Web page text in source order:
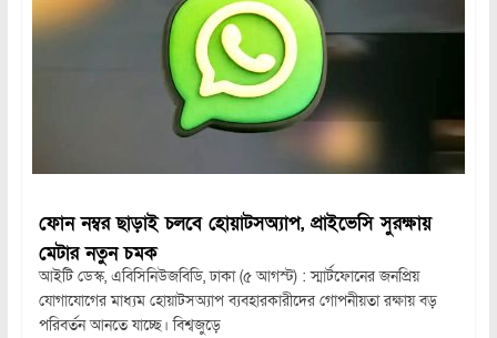
ফোন নম্বর ছাড়াই চলবে হোয়াটসঅ্যাপ, প্রাইভেসি সুরক্ষায়
মেটার নতুন চমক
আইটি ডেস্ক, এবিসিনিউজবিডি, ঢাকা (৫ আগস্ট) : স্মার্টফোনের জনপ্রিয়
যোগাযোগের মাধ্যম হোয়াটসঅ্যাপ ব্যবহারকারীদের গোপনীয়তা রক্ষায় বড়
পরিবর্তন আনতে যাচ্ছে। বিশ্বজুড়ে